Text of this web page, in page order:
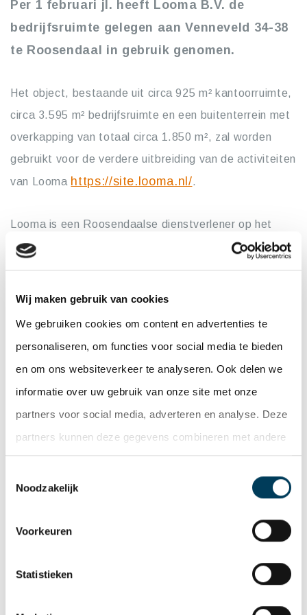
Wij maken gebruik van cookies
We gebruiken cookies om content en advertenties te
personaliseren, om functies voor social media te bieden
en om ons websiteverkeer te analyseren. Ook delen we
informatie over uw gebruik van onze site met onze
partners voor social media, adverteren en analyse. Deze
partners kunnen deze gegevens combineren met andere
informatie die u aan ze heeft verstrekt of die ze hebben
verzameld op basis van uw gebruik van hun services.
Noodzakelijk
Voorkeuren
Statistieken
Per 1 februari jl. heeft Looma B.V. de
bedrijfsruimte gelegen aan Venneveld 34-38
te Roosendaal in gebruik genomen.
Het object, bestaande uit circa 925 m² kantoorruimte,
circa 3.595 m² bedrijfsruimte en een buitenterrein met
overkapping van totaal circa 1.850 m², zal worden
gebruikt voor de verdere uitbreiding van de activiteiten
van Looma https://site.looma.nl/.
Looma is een Roosendaalse dienstverlener op het
gebied van fulfilment, opslag, in- en ompakken,
verpakkingen en transport. Bij Looma werken jongeren
kunnen zij die met beide handen aanpakken.
De Lobel & Partners – real estate experts adviseerde
de verhuurder Mirastar-KKR bij deze transactie.
Facebook
Twitter
Nieuwsoverzicht